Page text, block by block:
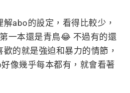
解abo的設定，看得比較少，
一本還是青鳥😂 不過有的還
的就是強迫和暴力的情節，
像幾乎每本都有，就會看著